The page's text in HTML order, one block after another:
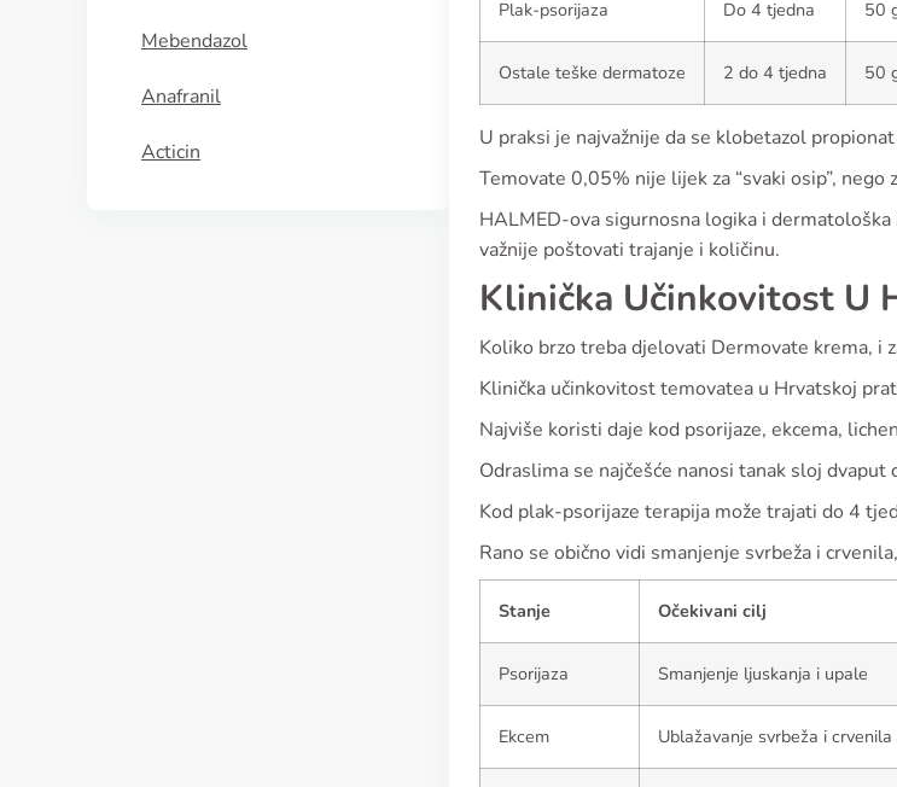
Mebendazol
Anafranil
Acticin
Plak-psorijaza Do 4 tjedna 50
Ostale teške dermatoze 2 do 4 tjedna 50
U praksi je najvažnije da se klobetazol
Temovate 0,05% nije lijek za “svaki osip”,
HALMED-ova sigurnosna logika i
važnije poštovati trajanje i količinu.
Klinička Učinkovitost U
Koliko brzo treba djelovati Dermovate krema, i
Klinička učinkovitost temovatea u Hrvatskoj
Najviše koristi daje kod psorijaze, ekcema,
Odraslima se najčešće nanosi tanak sloj
Kod plak-psorijaze terapija može trajati do 4
Rano se obično vidi smanjenje svrbeža i
Stanje Očekivani cilj
Psorijaza Smanjenje ljuskanja i upale
Ekcem Ublažavanje svrbeža i crvenila